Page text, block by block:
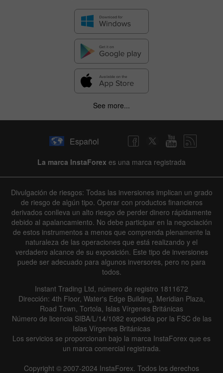
✕
Hide chart
6 August 2025 - 6 August 2026
1 year / 2 years / 3 years / 4 years| Actual Forecast Previous|
Data not found
Details about the event
Actual Forecast
See more...
Español
La marca InstaForex es una marca registrada
Divulgación de riesgos: Todas las inversiones implican un grado
de riesgo de algún tipo. Operar con productos financieros
derivados conlleva un alto riesgo de perder dinero rápidamente
debido al apalancamiento. No debe participar en la negociación
de estos instrumentos a menos que comprenda plenamente la
naturaleza de las operaciones que está realizando y el
verdadero alcance de su exposición. Este tipo de inversiones
puede ser adecuado para algunos inversores, pero no para
todos.
Instant Trading Ltd, número de registro 1811672
Dirección: 4th Floor, Water's Edge Building, Meridian Plaza,
Road Town, Tortola, Islas Vírgenes Británicas
Número de licencia SIBA/L/14/1082 expedida por la FSC de las
Islas Vírgenes Británicas
Los servicios se proporcionan bajo la marca InstaForex que es
un marca comercial registrada.
Copyright © 2007-2024 InstaForex. Todos los derechos